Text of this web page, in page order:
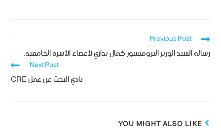
Previous Post
رسالة السيد الوزير البروفيسور كمال بداري لأعضاء الأسرة الجامعية.
Next Post
نادي البحث عن عمل CRE
YOU MIGHT ALSO LIKE